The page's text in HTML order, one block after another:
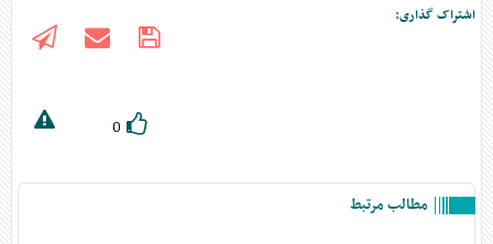
اشتراک گذاری:
0
مطالب مرتبط